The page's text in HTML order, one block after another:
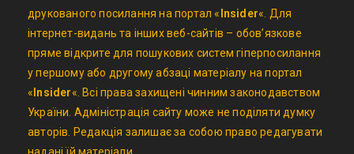
друкованого посилання на портал « Insider«. Для
інтернет-видань та інших веб-сайтів – обов’язкове
пряме відкрите для пошукових систем гіперпосилання
у першому або другому абзаці матеріалу на портал
« Insider«. Всі права захищені чинним законодавством
України. Адміністрація сайту може не поділяти думку
авторів. Редакція залишає за собою право редагувати